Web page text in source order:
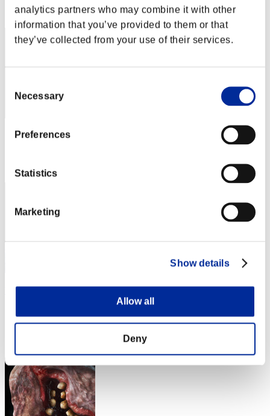
analytics partners who may combine it with other
information that you’ve provided to them or that
they’ve collected from your use of their services.
Selection
Necessary
Preferences
Statistics
Marketing
Show details
Allow all
Deny
52
Puntos: -
53
boc